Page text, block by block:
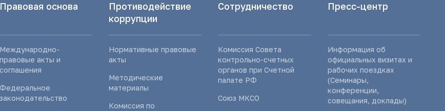
Правовая основа
Международно-
правовые акты и
соглашения
Федеральное
законодательство
Противодействие
коррупции
Нормативные правовые
акты
Методические
материалы
Комиссия по
Сотрудничество
Комиссия Совета
контрольно-счетных
органов при Счетной
палате РФ
Союз МКСО
Пресс-центр
Информация об
официальных визитах и
рабочих поездках
(Семинары,
конференции,
совещания, доклады)